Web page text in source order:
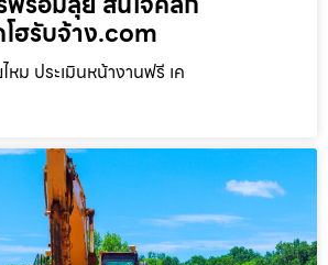
ฮรับจ้าง.com
ม ประเมินหน้างานฟรี เค